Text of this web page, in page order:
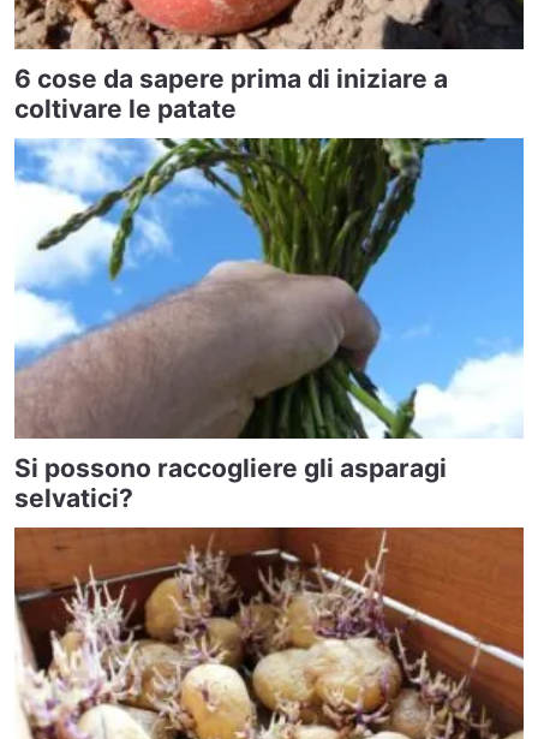
6 cose da sapere prima di iniziare a
coltivare le patate
Si possono raccogliere gli asparagi
selvatici?